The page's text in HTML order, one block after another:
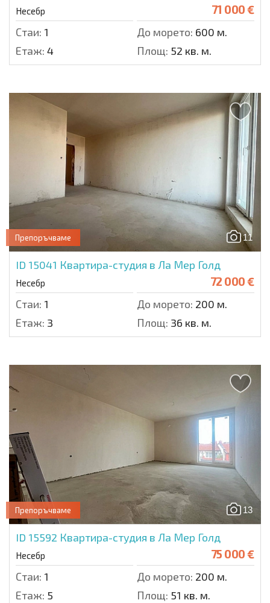
Несебр 71 000 €
Стаи: 1 До морето: 600 м.
Етаж: 4 Площ: 52 кв. м.
11
Препоръчваме
ID 15041 Квартира-студия в Ла Мер Голд
Несебр 72 000 €
Стаи: 1 До морето: 200 м.
Етаж: 3 Площ: 36 кв. м.
13
Препоръчваме
ID 15592 Квартира-студия в Ла Мер Голд
Несебр 75 000 €
Стаи: 1 До морето: 200 м.
Етаж: 5 Площ: 51 кв. м.